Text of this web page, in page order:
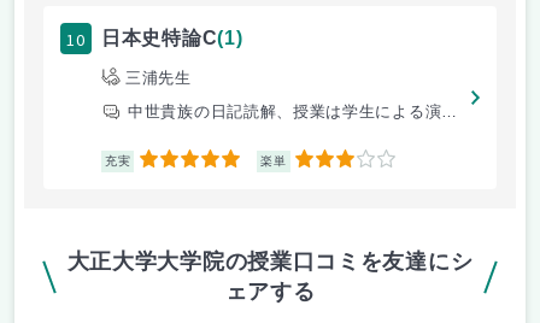
10 日本史特論C(1)
三浦先生
中世貴族の日記読解、授業は学生による演習形式
充実 5 楽単 3
大正大学大学院の授業口コミを友達にシ
ェアする